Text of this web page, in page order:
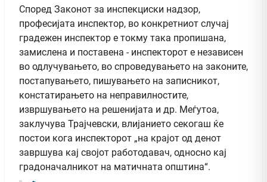
Според Законот за инспекциски надзор,
професијата инспектор, во конкретниот случај
градежен инспектор е токму така пропишана,
замислена и поставена - инспекторот е независен
во одлучувањето, во спроведувањето на законите,
постапувањето, пишувањето на записникот,
констатирањето на неправилностите,
извршувањето на решенијата и др. Меѓутоа,
заклучува Трајчевски, влијанието секогаш ќе
постои кога инспекторот „на крајот од денот
завршува кај својот работодавач, односно кај
градоначалникот на матичната општина“.